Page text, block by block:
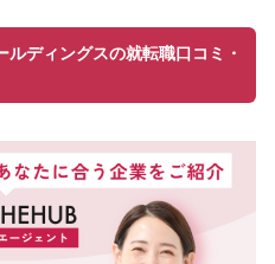
ディングスの就転職口コミ・